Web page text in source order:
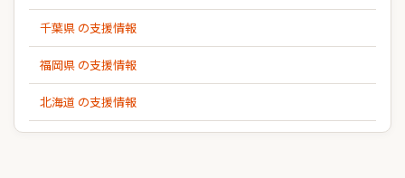
千葉県 の支援情報
福岡県 の支援情報
北海道 の支援情報